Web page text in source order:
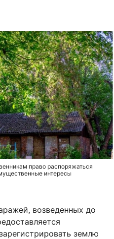
право распоряжаться
интересы
возведенных до
землю